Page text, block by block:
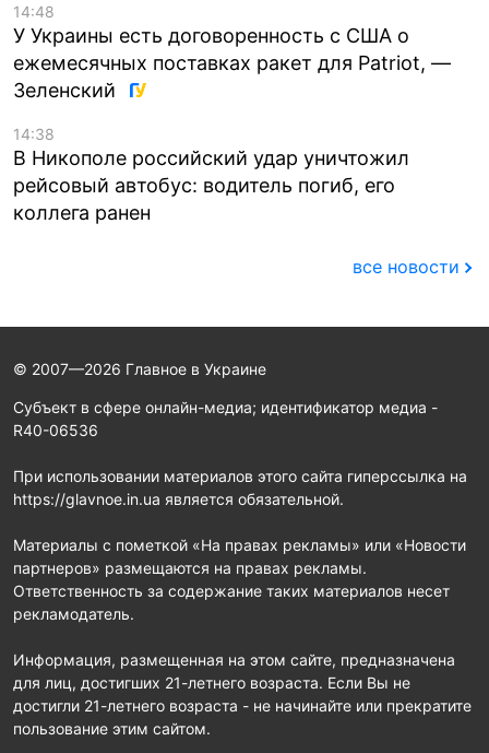
14:48
У Украины есть договоренность с США о
ежемесячных поставках ракет для Patriot, —
Зеленский
14:38
В Никополе российский удар уничтожил
рейсовый автобус: водитель погиб, его
коллега ранен
все новости
© 2007—2026 Главное в Украине
Субъект в сфере онлайн-медиа; идентификатор медиа -
R40-06536
При использовании материалов этого сайта гиперссылка на
https://glavnoe.in.ua является обязательной.
Материалы с пометкой «На правах рекламы» или «Новости
партнеров» размещаются на правах рекламы.
Ответственность за содержание таких материалов несет
рекламодатель.
Информация, размещенная на этом сайте, предназначена
для лиц, достигших 21-летнего возраста. Если Вы не
достигли 21-летнего возраста - не начинайте или прекратите
пользование этим сайтом.